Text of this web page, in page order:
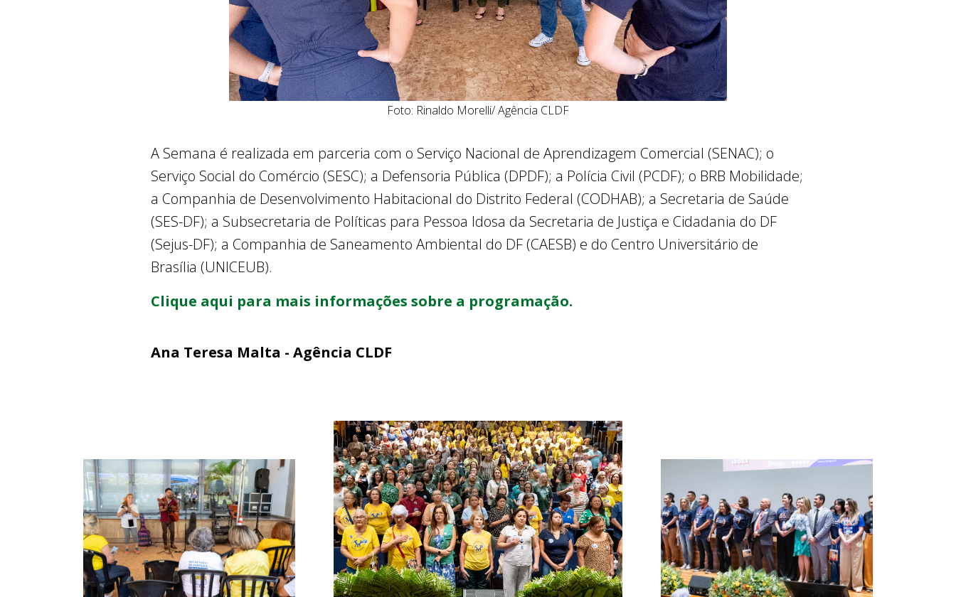
Foto: Rinaldo Morelli/ Agência CLDF
A Semana é realizada em parceria com o Serviço Nacional de Aprendizagem Comercial (SENAC); o
Serviço Social do Comércio (SESC); a Defensoria Pública (DPDF); a Polícia Civil (PCDF); o BRB Mobilidade;
a Companhia de Desenvolvimento Habitacional do Distrito Federal (CODHAB); a Secretaria de Saúde
(SES-DF); a Subsecretaria de Políticas para Pessoa Idosa da Secretaria de Justiça e Cidadania do DF
(Sejus-DF); a Companhia de Saneamento Ambiental do DF (CAESB) e do Centro Universitário de
Brasília (UNICEUB).
Clique aqui para mais informações sobre a programação.
Ana Teresa Malta - Agência CLDF